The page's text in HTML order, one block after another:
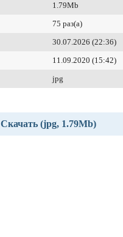
1.79Mb
75 раз(а)
30.07.2026 (22:36)
11.09.2020 (15:42)
jpg
Скачать (jpg, 1.79Mb)